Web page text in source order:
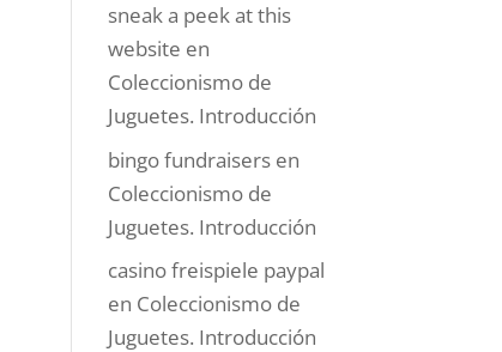
sneak a peek at this
website en
Coleccionismo de
Juguetes. Introducción
bingo fundraisers en
Coleccionismo de
Juguetes. Introducción
casino freispiele paypal
en Coleccionismo de
Juguetes. Introducción